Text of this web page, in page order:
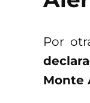
Por
Monte